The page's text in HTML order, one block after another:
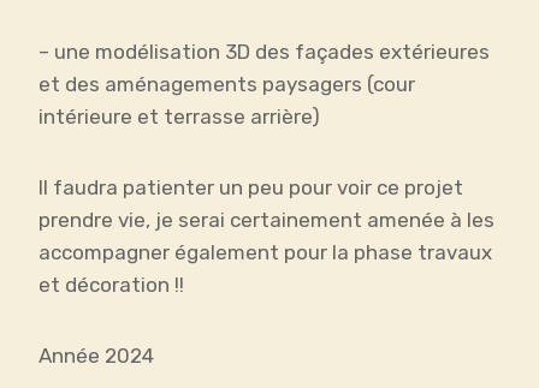
– une modélisation 3D des façades extérieures
et des aménagements paysagers (cour
intérieure et terrasse arrière)
Il faudra patienter un peu pour voir ce projet
prendre vie, je serai certainement amenée à les
accompagner également pour la phase travaux
et décoration !!
Année 2024